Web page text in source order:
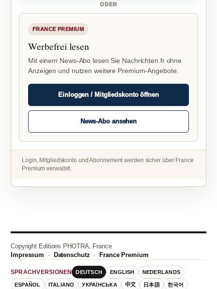
ODER
FRANCE PREMIUM
Werbefrei lesen
Mit einem News-Abo lesen Sie Nachrichten.fr ohne
Anzeigen und nutzen weitere Premium-Angebote.
Einloggen / Mitgliedskonto öffnen
News-Abo ansehen
Login, Mitgliedskonto und Abonnement werden sicher über France
Premium verwaltet.
Copyright Editions PHOTRA, France
Impressum · Datenschutz · France Premium
SPRACHVERSIONEN DEUTSCH ENGLISH NEDERLANDS
ESPAÑOL ITALIANO УКРАЇНСЬКА 中文 日本語 한국어